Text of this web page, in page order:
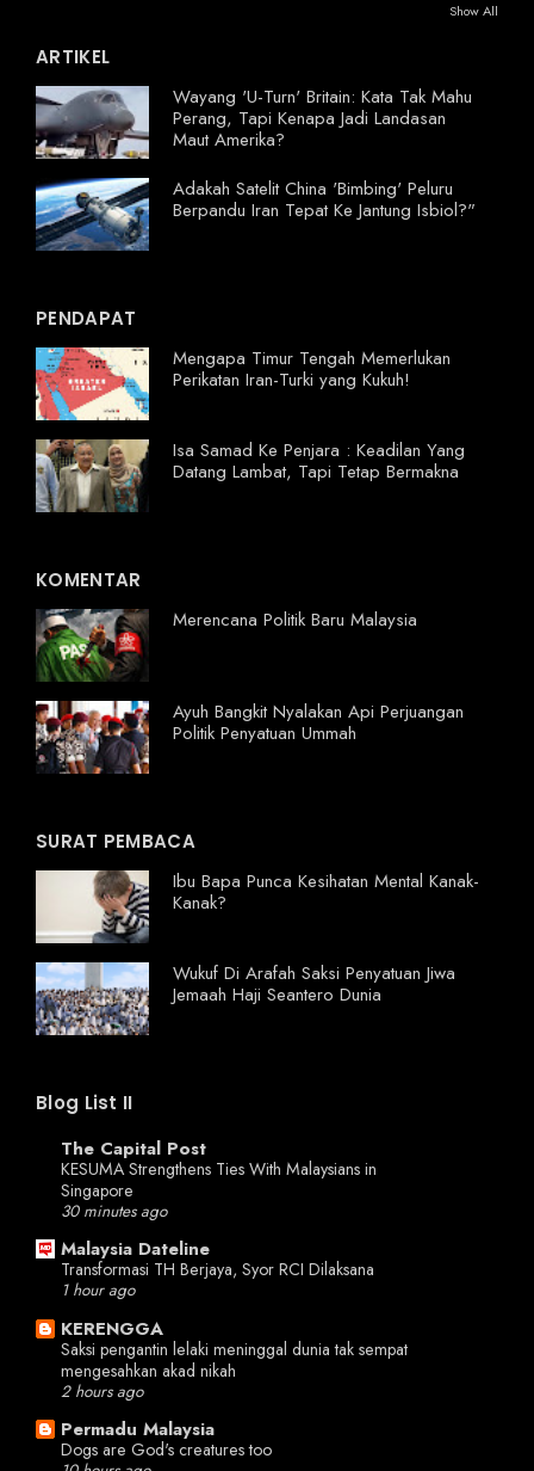
Show All
ARTIKEL
Wayang 'U-Turn' Britain: Kata Tak Mahu
Perang, Tapi Kenapa Jadi Landasan
Maut Amerika?
Adakah Satelit China 'Bimbing' Peluru
Berpandu Iran Tepat Ke Jantung Isbiol?"
PENDAPAT
Mengapa Timur Tengah Memerlukan
Perikatan Iran-Turki yang Kukuh!
Isa Samad Ke Penjara : Keadilan Yang
Datang Lambat, Tapi Tetap Bermakna
KOMENTAR
Merencana Politik Baru Malaysia
Ayuh Bangkit Nyalakan Api Perjuangan
Politik Penyatuan Ummah
SURAT PEMBACA
Ibu Bapa Punca Kesihatan Mental Kanak-
Kanak?
Wukuf Di Arafah Saksi Penyatuan Jiwa
Jemaah Haji Seantero Dunia
Blog List II
The Capital Post
KESUMA Strengthens Ties With Malaysians in
Singapore
30 minutes ago
Malaysia Dateline
Transformasi TH Berjaya, Syor RCI Dilaksana
1 hour ago
KERENGGA
Saksi pengantin lelaki meninggal dunia tak sempat
mengesahkan akad nikah
2 hours ago
Permadu Malaysia
Dogs are God's creatures too